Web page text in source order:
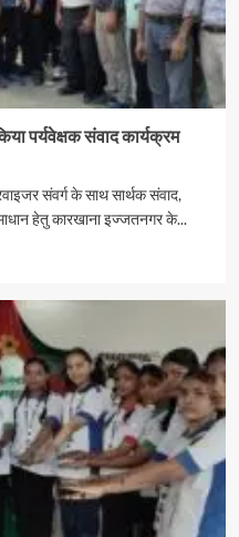
पर्यवेक्षक संवाद कार्यक्रम
संवर्ग के साथ सार्थक संवाद,
हेतु कारखाना इज्जतनगर के...